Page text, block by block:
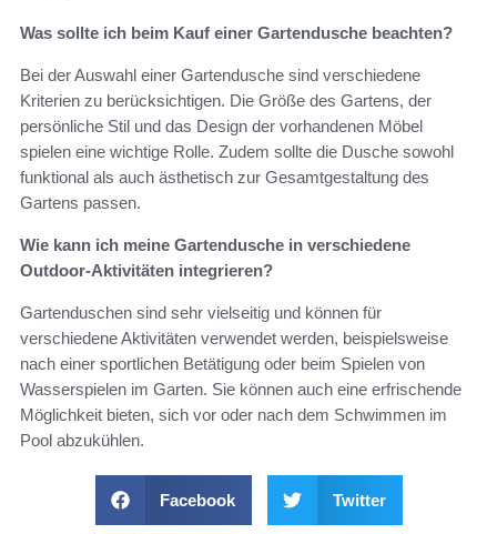
Was sollte ich beim Kauf einer Gartendusche beachten?
Bei der Auswahl einer Gartendusche sind verschiedene
Kriterien zu berücksichtigen. Die Größe des Gartens, der
persönliche Stil und das Design der vorhandenen Möbel
spielen eine wichtige Rolle. Zudem sollte die Dusche sowohl
funktional als auch ästhetisch zur Gesamtgestaltung des
Gartens passen.
Wie kann ich meine Gartendusche in verschiedene
Outdoor-Aktivitäten integrieren?
Gartenduschen sind sehr vielseitig und können für
verschiedene Aktivitäten verwendet werden, beispielsweise
nach einer sportlichen Betätigung oder beim Spielen von
Wasserspielen im Garten. Sie können auch eine erfrischende
Möglichkeit bieten, sich vor oder nach dem Schwimmen im
Pool abzukühlen.
Facebook Twitter